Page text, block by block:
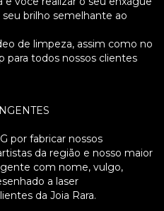
brilho semelhante ao
de limpeza, assim como no
para todos nossos clientes
por fabricar nossos
da região e nosso maior
com nome, vulgo,
a laser
da Joia Rara.